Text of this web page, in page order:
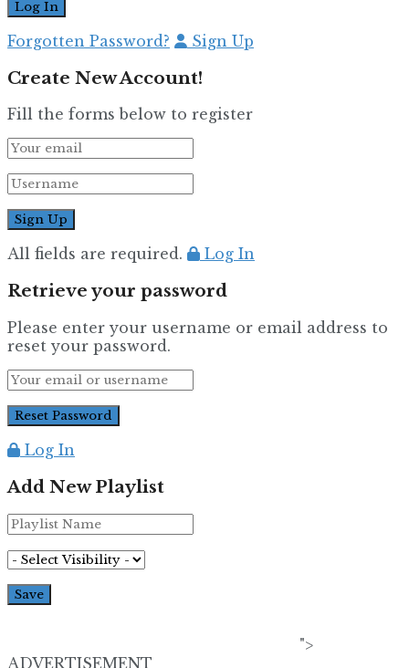
Forgotten Password? Sign Up
Create New Account!
Fill the forms below to register
All fields are required. Log In
Retrieve your password
Please enter your username or email address to
reset your password.
Log In
Add New Playlist
">
ADVERTISEMENT